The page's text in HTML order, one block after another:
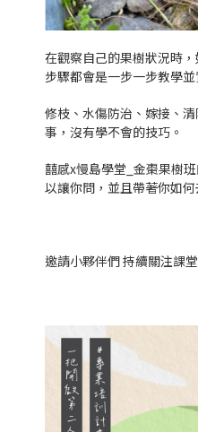
在觀察自己的果樹狀況時
步驟都會是一步一步教學並
修枝、水傷防治、嫁接、
事，沒有學不會的技巧。
囍感x慢島學堂_金棗果樹班
以讓你問，並且帶著你如
邀請小夥伴們 持續關注課